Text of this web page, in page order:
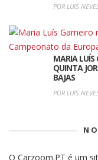
POR LUIS
MARIA LUÍS
QUINTA
BAJAS
POR LUIS
O Carzoom.PT é um